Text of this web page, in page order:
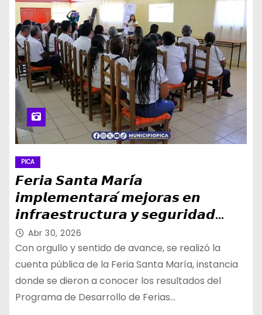
PICA
𝙁𝙚𝙧𝙞𝙖 𝙎𝙖𝙣𝙩𝙖 𝙈𝙖𝙧𝙞́𝙖
𝙞𝙢𝙥𝙡𝙚𝙢𝙚𝙣𝙩𝙖𝙧𝙖́ 𝙢𝙚𝙟𝙤𝙧𝙖𝙨 𝙚𝙣
𝙞𝙣𝙛𝙧𝙖𝙚𝙨𝙩𝙧𝙪𝙘𝙩𝙪𝙧𝙖 𝙮 𝙨𝙚𝙜𝙪𝙧𝙞𝙙𝙖𝙙
𝙩𝙧𝙖𝙨 𝙖𝙙𝙟𝙪𝙙𝙞𝙘𝙖𝙘𝙞𝙤́𝙣 𝙙𝙚 𝙛𝙤𝙣𝙙𝙤
𝙎𝙚𝙧𝙘𝙤𝙩𝙚𝙘
Abr 30, 2026
Con orgullo y sentido de avance, se realizó la
cuenta pública de la Feria Santa María, instancia
donde se dieron a conocer los resultados del
Programa de Desarrollo de Ferias…